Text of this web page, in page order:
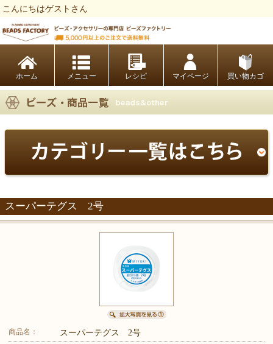
こんにちはゲストさん
ホーム レシピ マイページ 買い物カゴ
スーパーテグス 2号
商品名： スーパーテグス 2号